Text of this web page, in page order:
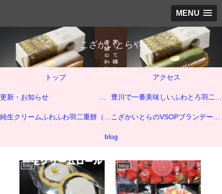
MENU
こざかいとらや
トップ アクセス
blog
blog blog